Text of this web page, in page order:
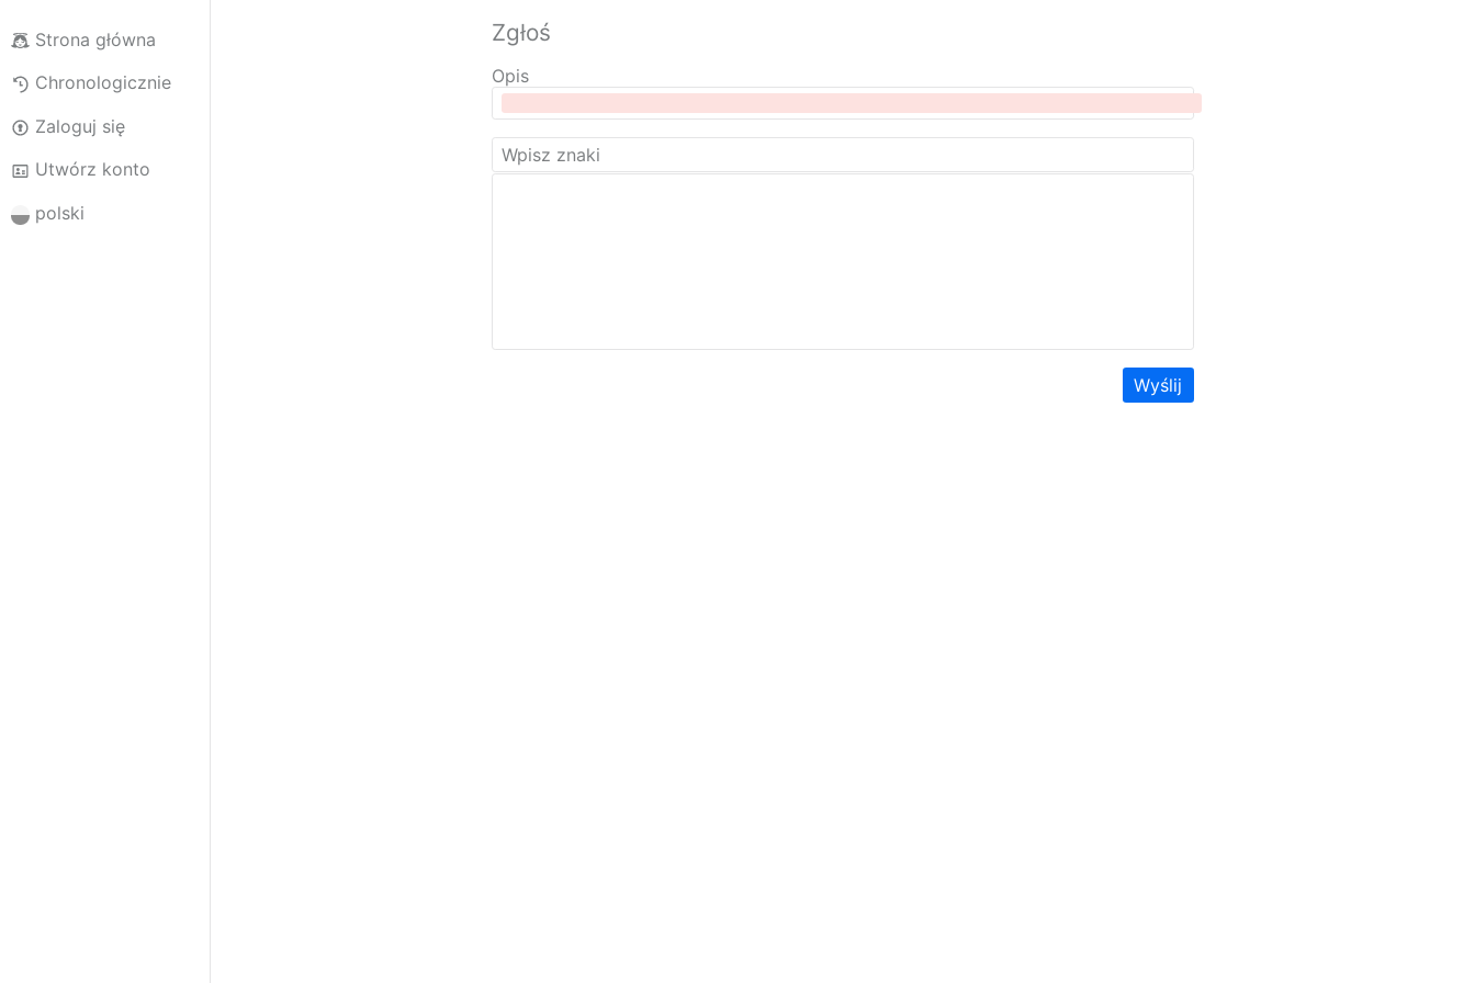
Strona główna
Chronologicznie
Zaloguj się
Utwórz konto
polski
Zgłoś
Opis
Wyślij